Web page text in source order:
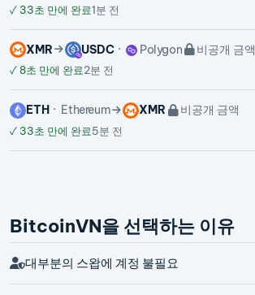
✓ 33초 만에 완료1분 전
XMR USDC Polygon 비공개 금액
✓8초 만에 완료2분 전
ETH Ethereum XMR 비공개 금액
✓ 33초 만에 완료5분 전
BitcoinVN을 선택하는 이유
대부분의 스왑에 계정 불필요